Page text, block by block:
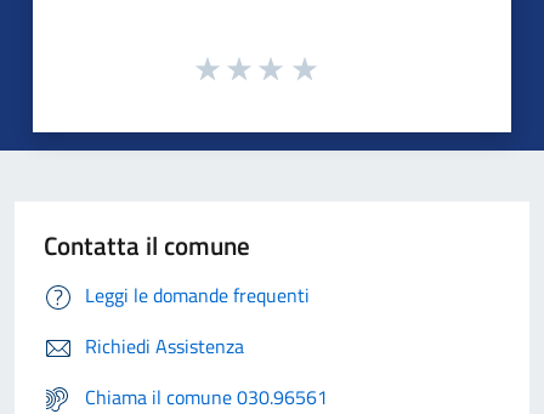
Contatta il comune
Leggi le domande frequenti
Richiedi Assistenza
Chiama il comune 030.96561